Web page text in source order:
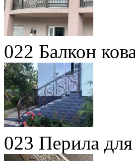
022 Балкон
023 Перила